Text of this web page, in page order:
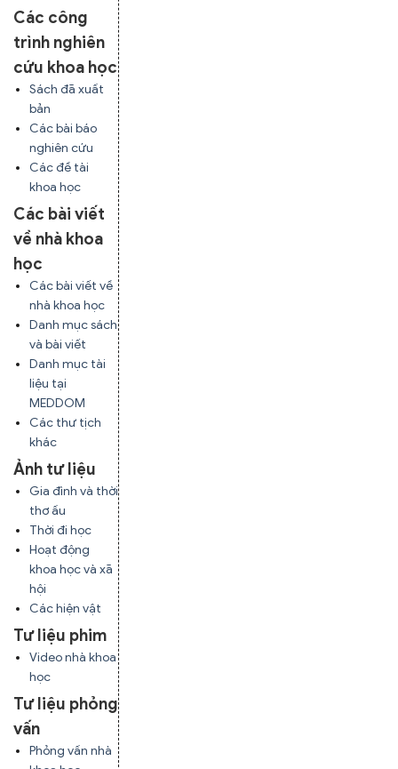
Các công
trình nghiên
cứu khoa học
Sách đã xuất
bản
Các bài báo
nghiên cứu
Các đề tài
khoa học
Các bài viết
về nhà khoa
học
Các bài viết về
nhà khoa học
Danh mục sách
và bài viết
Danh mục tài
liệu tại
MEDDOM
Các thư tịch
khác
Ảnh tư liệu
Gia đình và thời
thơ ấu
Thời đi học
Hoạt động
khoa học và xã
hội
Các hiện vật
Tư liệu phim
Video nhà khoa
học
Tư liệu phỏng
vấn
Phỏng vấn nhà